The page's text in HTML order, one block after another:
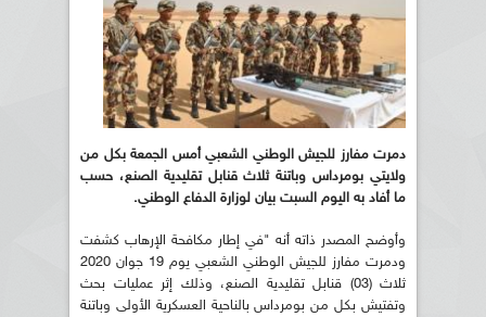
دمرت مفارز للجيش الوطني الشعبي أمس الجمعة بكل من
ولايتي بومرداس وباتنة ثلاث قنابل تقليدية الصنع، حسب
ما أفاد به اليوم السبت بيان لوزارة الدفاع الوطني.
وأوضح المصدر ذاته أنه "في إطار مكافحة الإرهاب كشفت
ودمرت مفارز للجيش الوطني الشعبي يوم 19 جوان 2020
ثلاث (03) قنابل تقليدية الصنع، وذلك إثر عمليات بحث
وتفتيش بكل من بومرداس بالناحية العسكرية الأولى وباتنة